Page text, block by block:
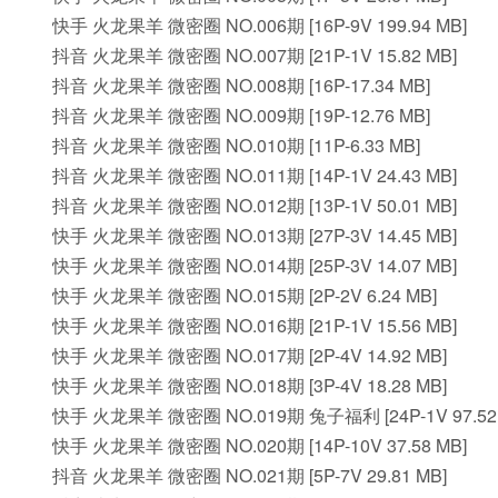
快手 火龙果羊 微密圈 NO.006期 [16P-9V 199.94 MB]
抖音 火龙果羊 微密圈 NO.007期 [21P-1V 15.82 MB]
抖音 火龙果羊 微密圈 NO.008期 [16P-17.34 MB]
抖音 火龙果羊 微密圈 NO.009期 [19P-12.76 MB]
抖音 火龙果羊 微密圈 NO.010期 [11P-6.33 MB]
抖音 火龙果羊 微密圈 NO.011期 [14P-1V 24.43 MB]
抖音 火龙果羊 微密圈 NO.012期 [13P-1V 50.01 MB]
快手 火龙果羊 微密圈 NO.013期 [27P-3V 14.45 MB]
快手 火龙果羊 微密圈 NO.014期 [25P-3V 14.07 MB]
快手 火龙果羊 微密圈 NO.015期 [2P-2V 6.24 MB]
快手 火龙果羊 微密圈 NO.016期 [21P-1V 15.56 MB]
快手 火龙果羊 微密圈 NO.017期 [2P-4V 14.92 MB]
快手 火龙果羊 微密圈 NO.018期 [3P-4V 18.28 MB]
快手 火龙果羊 微密圈 NO.019期 兔子福利 [24P-1V
快手 火龙果羊 微密圈 NO.020期 [14P-10V 37.58 MB]
抖音 火龙果羊 微密圈 NO.021期 [5P-7V 29.81 MB]